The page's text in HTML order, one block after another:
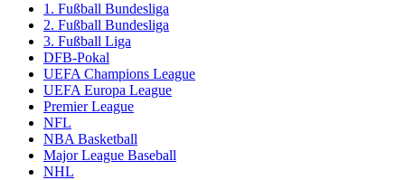
1. Fußball Bundesliga
2. Fußball Bundesliga
3. Fußball Liga
DFB-Pokal
UEFA Champions League
UEFA Europa League
Premier League
NFL
NBA Basketball
Major League Baseball
NHL